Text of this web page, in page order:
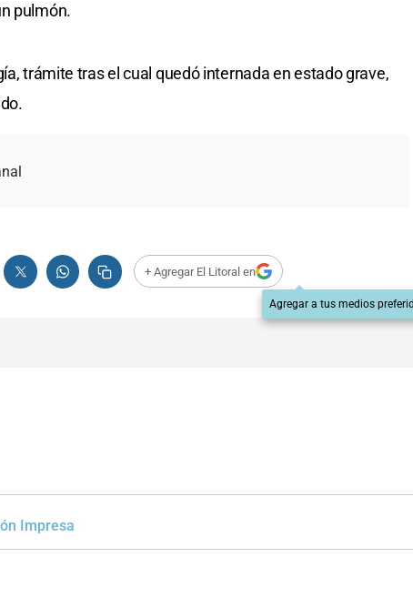
pulmón.
trámite tras el cual quedó internada en estado grave,
+ Agregar El Litoral en
Agregar a tus medios
Impresa